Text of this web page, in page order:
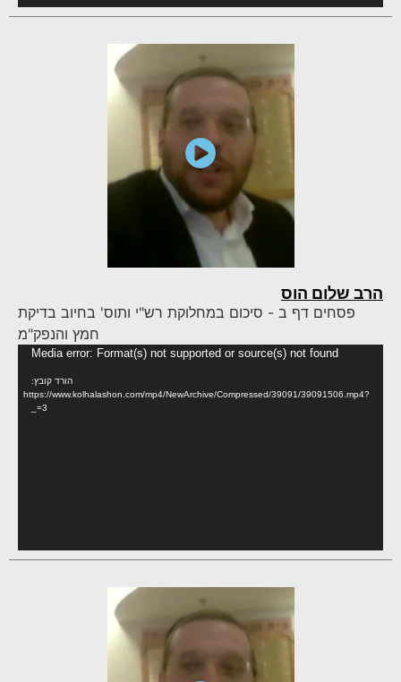
הרב שלום הוס
פסחים דף ב - סיכום במחלוקת רש"י ותוס' בחיוב בדיקת
חמץ והנפק"מ
Media error: Format(s) not supported or source(s) not found
הורד קובץ:
https://www.kolhalashon.com/mp4/NewArchive/Compressed/39091/39091506.mp4?
_=3